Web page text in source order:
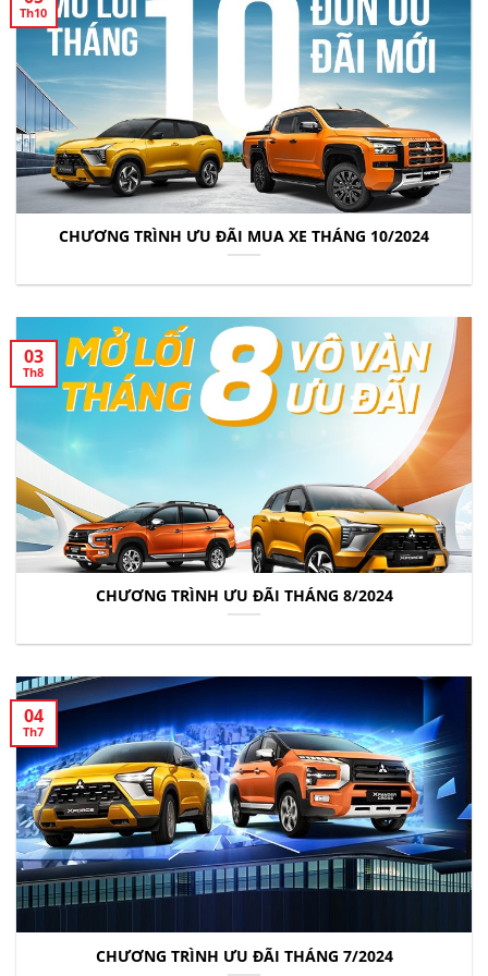
CHƯƠNG TRÌNH ƯU ĐÃI MUA XE THÁNG 10/2024
Th10
CHƯƠNG TRÌNH ƯU ĐÃI THÁNG 8/2024
03
Th8
CHƯƠNG TRÌNH ƯU ĐÃI THÁNG 7/2024
04
Th7